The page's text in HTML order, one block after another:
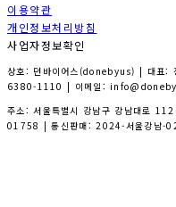
이용약관
개인정보처리방침
사업자정보확인
상호: 던바이어스(donebyus) | 대표:
6380-1110 | 이메일:
주소: 서울특별시 강남구 강남대로
01758 | 통신판매:2024-서울강남-